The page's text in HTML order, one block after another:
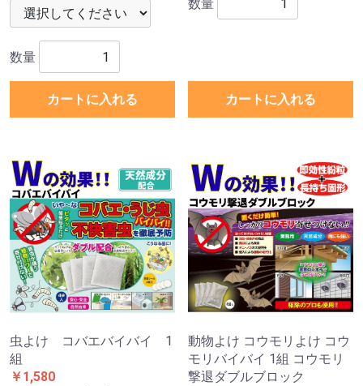
数量
カートに入れる
数量
カートに入れる
虫よけ コバエバイバイ 1
組
￥1,580
動物よけ コウモリよけ コウ
モリバイバイ 1組 コウモリ
撃退ダブルブロック